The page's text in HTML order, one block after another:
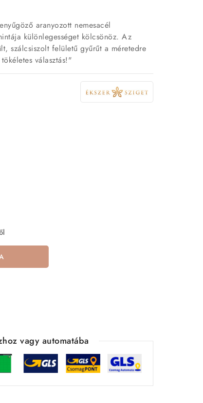
aranyozott nemesacél
különlegességet kölcsönöz. Az
szálcsiszolt felületű gyűrűt a méretedre
választás!"
vagy automatába